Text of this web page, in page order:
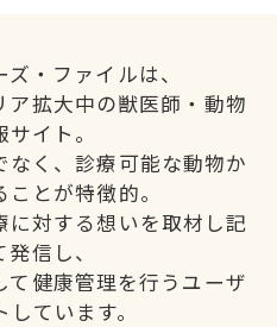
・ファイルは、
拡大中の獣医師・動物
イト。
なく、診療可能な動物か
とが特徴的。
に対する想いを取材し記
信し、
健康管理を行うユーザ
ています。